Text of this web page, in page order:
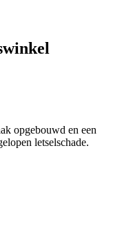
opgebouwd en een
letselschade.